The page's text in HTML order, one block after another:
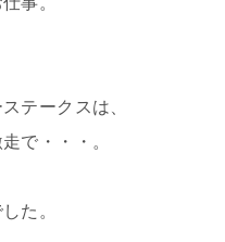
テークスは、
で・・・。
た。